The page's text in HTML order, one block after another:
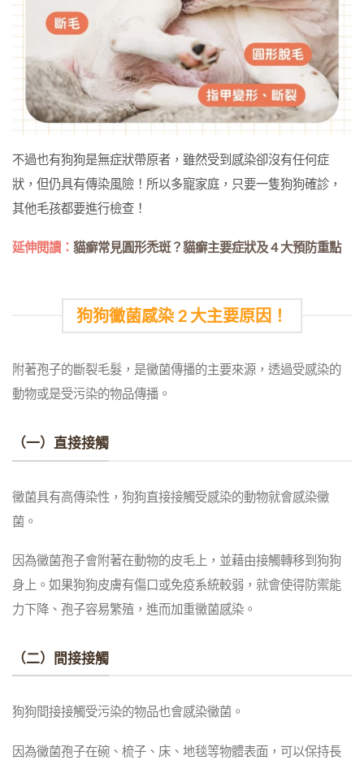
不過也有狗狗是無症狀帶原者，雖然受到感染卻沒有任何症
狀，但仍具有傳染風險！所以多寵家庭，只要一隻狗狗確診，
其他毛孩都要進行檢查！
延伸閱讀： 貓癬常見圓形禿斑？貓癬主要症狀及 4 大預防重點
狗狗黴菌感染 2 大主要原因！
附著孢子的斷裂毛髮，是黴菌傳播的主要來源，透過受感染的
動物或是受污染的物品傳播。
（一）直接接觸
黴菌具有高傳染性，狗狗直接接觸受感染的動物就會感染黴
菌。
因為黴菌孢子會附著在動物的皮毛上，並藉由接觸轉移到狗狗
身上。如果狗狗皮膚有傷口或免疫系統較弱，就會使得防禦能
力下降、孢子容易繁殖，進而加重黴菌感染。
（二）間接接觸
狗狗間接接觸受污染的物品也會感染黴菌。
因為黴菌孢子在碗、梳子、床、地毯等物體表面，可以保持長